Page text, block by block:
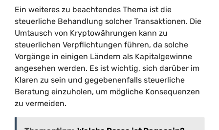
Ein weiteres zu beachtendes Thema ist die
steuerliche Behandlung solcher Transaktionen. Die
Umtausch von Kryptowährungen kann zu
steuerlichen Verpflichtungen führen, da solche
Vorgänge in einigen Ländern als Kapitalgewinne
angesehen werden. Es ist wichtig, sich darüber im
Klaren zu sein und gegebenenfalls steuerliche
Beratung einzuholen, um mögliche Konsequenzen
zu vermeiden.